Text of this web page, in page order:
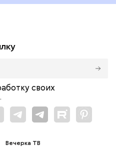
своих
Вечерка ТВ